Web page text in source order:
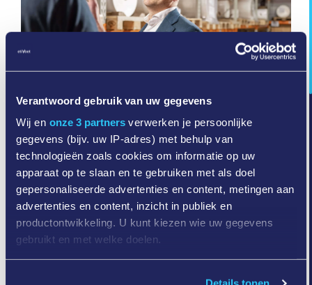
Verantwoord gebruik van uw gegevens
Wij en onze 3 partnersverwerken je persoonlijke
gegevens (bijv. uw IP-adres) met behulp van
technologieën zoals cookies om informatie op uw
apparaat op te slaan en te gebruiken met als doel
gepersonaliseerde advertenties en content, metingen aan
advertenties en content, inzicht in publiek en
productontwikkeling. U kunt kiezen wie uw gegevens
gebruikt en met welke doelen.
Faites confiance à un
savoir-faire durable et
éthique
Etivoet obtient d'excellents résultats sur
Ecovadis, votre partenaire d'emballage